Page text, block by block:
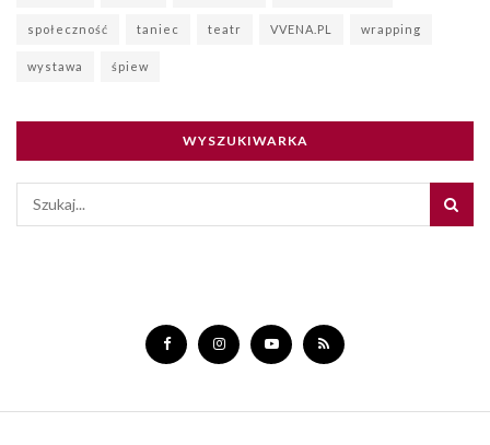
społeczność taniec teatr VVENA.PL wrapping
wystawa śpiew
WYSZUKIWARKA